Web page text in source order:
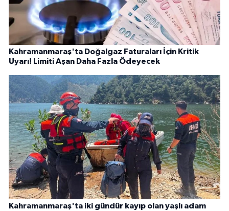
Kahramanmaraş'ta Doğalgaz Faturaları İçin Kritik
Uyarı! Limiti Aşan Daha Fazla Ödeyecek
Kahramanmaraş'ta iki gündür kayıp olan yaşlı adam